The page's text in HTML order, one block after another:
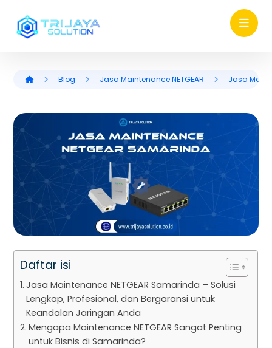
Blog Jasa Maintenance NETGEAR Jasa
Daftar isi
Jasa Maintenance NETGEAR Samarinda – Solusi
Lengkap, Profesional, dan Bergaransi untuk
Keandalan Jaringan Anda
Mengapa Maintenance NETGEAR Sangat Penting
untuk Bisnis di Samarinda?